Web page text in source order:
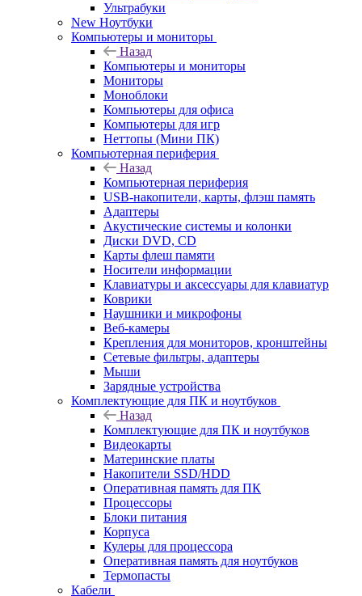
Ультрабуки
New Ноутбуки
Компьютеры и мониторы
Назад
Компьютеры и мониторы
Мониторы
Моноблоки
Компьютеры для офиса
Компьютеры для игр
Неттопы (Мини ПК)
Компьютерная периферия
Назад
Компьютерная периферия
USB-накопители, карты, флэш память
Адаптеры
Акустические системы и колонки
Диски DVD, CD
Карты флеш памяти
Носители информации
Клавиатуры и аксессуары для клавиатур
Коврики
Наушники и микрофоны
Веб-камеры
Крепления для мониторов, кронштейны
Сетевые фильтры, адаптеры
Мыши
Зарядные устройства
Комплектующие для ПК и ноутбуков
Назад
Комплектующие для ПК и ноутбуков
Видеокарты
Материнские платы
Накопители SSD/HDD
Оперативная память для ПК
Процессоры
Блоки питания
Корпуса
Кулеры для процессора
Оперативная память для ноутбуков
Термопасты
Кабели